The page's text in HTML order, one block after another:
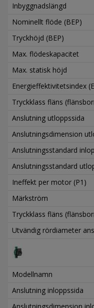
Inbyggnadslängd
Nominellt flöde (BEP)
Tryckhöjd (BEP)
Max. flödeskapacitet
Max. statisk höjd
Energieffektivitetsindex
Tryckklass fläns
Anslutning utloppssida
Anslutningsdimension
Anslutningsstandard
Anslutningsstandard
Ineffekt per motor (P1)
Märkström
Tryckklass fläns
Utvändig rördiameter
Modellnamn
Anslutning inloppssida
Anslutningsdimension